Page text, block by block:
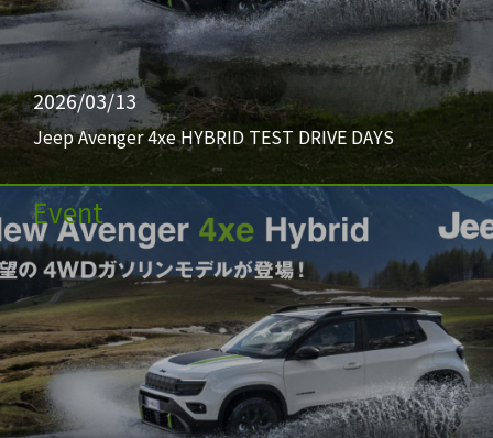
2026/03/13
Jeep Avenger 4xe HYBRID TEST DRIVE DAYS
Event